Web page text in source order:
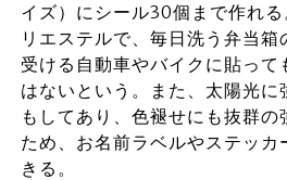
イズ）にシール30個まで作れ
リエステルで、毎日洗う弁当
受ける自動車やバイクに貼って
はないという。また、太陽光
もしてあり、色褪せにも抜群
ため、お名前ラベルやステッ
きる。